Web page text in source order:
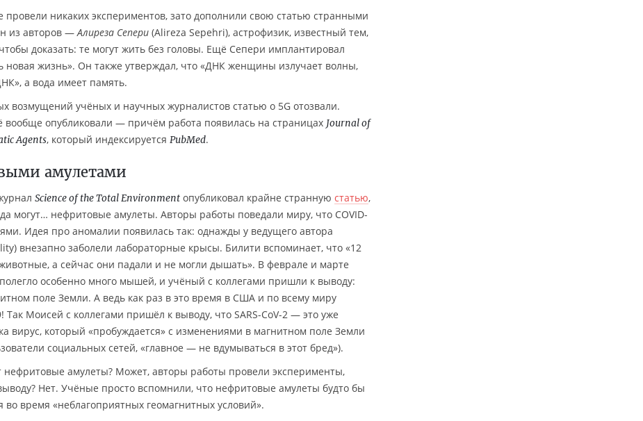
провели никаких экспериментов, зато дополнили свою статью странными
из авторов —Алиреза Сепери (Alireza Sepehri), астрофизик, известный тем,
доказать: те могут жить без головы. Ещё Сепери имплантировал
новая жизнь». Он также утверждал, что «ДНК женщины излучает волны,
а вода имеет память.
возмущений учёных и научных журналистов статью о 5G отозвали.
вообще опубликовали — причём работа появилась на страницах Journal of
Agents, который индексируется PubMed.
амулетами
Science of the Total Environment опубликовал крайне странную статью,
могут… нефритовые амулеты. Авторы работы поведали миру, что COVID-
Идея про аномалии появилась так: однажды у ведущего автора
внезапно заболели лабораторные крысы. Билити вспоминает, что «12
а сейчас они падали и не могли дышать». В феврале и марте
особенно много мышей, и учёный с коллегами пришли к выводу:
поле Земли. А ведь как раз в это время в США и по всему миру
Так Моисей с коллегами пришёл к выводу, что SARS-CoV-2 — это уже
вирус, который «пробуждается» с изменениями в магнитном поле Земли
социальных сетей, «главное — не вдумываться в этот бред»).
амулеты? Может, авторы работы провели эксперименты,
Нет. Учёные просто вспомнили, что нефритовые амулеты будто бы
во время «неблагоприятных геомагнитных условий».